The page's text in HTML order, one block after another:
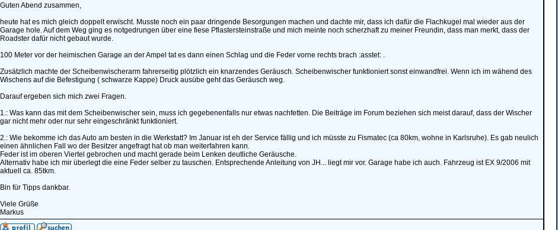
Guten Abend zusammen,
heute hat es mich gleich doppelt erwischt. Musste noch ein paar dringende Besorgungen machen und dachte mir, dass ich dafür die Flachkugel mal wieder aus der
Garage hole. Auf dem Weg ging es notgedrungen über eine fiese Pflastersteinstraße und mich meinte noch scherzhaft zu meiner Freundin, dass man merkt, dass der
Roadster dafür nicht gebaut wurde.
100 Meter vor der heimischen Garage an der Ampel tat es dann einen Schlag und die Feder vorne rechts brach :asstet: .
Zusätzlich machte der Scheibenwischerarm fahrerseitig plötzlich ein knarzendes Geräusch. Scheibenwischer funktioniert sonst einwandfrei. Wenn ich im wähend des
Wischens auf die Befestigung ( schwarze Kappe) Druck ausübe geht das Geräusch weg.
Darauf ergeben sich mich zwei Fragen.
1.: Was kann das mit dem Scheibenwischer sein, muss ich gegebenenfalls nur etwas nachfetten. Die Beiträge im Forum beziehen sich meist darauf, dass der Wischer
gar nicht mehr oder nur sehr eingeschränkt funktioniert.
2.: Wie bekomme ich das Auto am besten in die Werkstatt? Im Januar ist eh der Service fällig und ich müsste zu Fismatec (ca 80km, wohne in Karlsruhe). Es gab neulich
einen ähnlichen Fall wo der Besitzer angefragt hat ob man weiterfahren kann.
Feder ist im oberen Viertel gebrochen und macht gerade beim Lenken deutliche Geräusche.
Alternativ habe ich mir überlegt die eine Feder selber zu tauschen. Entsprechende Anleitung von JH... liegt mir vor. Garage habe ich auch. Fahrzeug ist EX 9/2006 mit
aktuell ca. 85tkm.
Bin für Tipps dankbar.
Viele Grüße
Markus